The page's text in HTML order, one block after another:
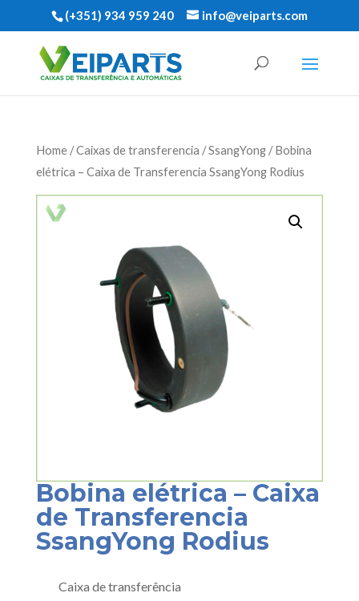
(+351) 934 959 240 info@veiparts.com
Home/Caixas de transferencia /SsangYong/ Bobina
elétrica – Caixa de Transferencia SsangYong Rodius
Bobina elétrica – Caixa
de Transferencia
SsangYong Rodius
Caixa de transferência